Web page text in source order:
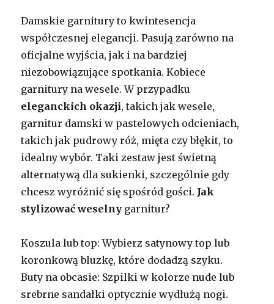
Damskie garnitury to kwintesencja
współczesnej elegancji. Pasują zarówno na
oficjalne wyjścia, jak i na bardziej
niezobowiązujące spotkania. Kobiece
garnitury na wesele. W przypadku
eleganckich okazji, takich jak wesele,
garnitur damski w pastelowych odcieniach,
takich jak pudrowy róż, mięta czy błękit, to
idealny wybór. Taki zestaw jest świetną
alternatywą dla sukienki, szczególnie gdy
chcesz wyróżnić się spośród gości. Jak
stylizować weselny garnitur?
Koszula lub top: Wybierz satynowy top lub
koronkową bluzkę, które dodadzą szyku.
Buty na obcasie: Szpilki w kolorze nude lub
srebrne sandałki optycznie wydłużą nogi.